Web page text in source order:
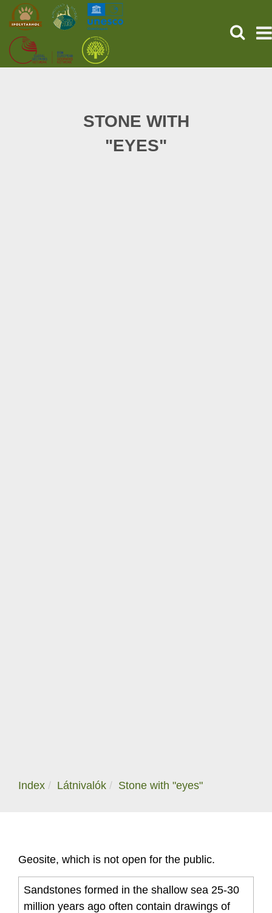
SEARCH
STONE WITH
"EYES"
Index Látnivalók Stone with "eyes"
Geosite, which is not open for the public.
Sandstones formed in the shallow sea 25-30
million years ago often contain drawings of